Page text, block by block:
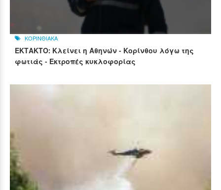
ΚΟΡΙΝΘΙΑΚΑ
ΕΚΤΑΚΤΟ: Κλείνει η Αθηνών - Κορίνθου λόγω της
φωτιάς - Εκτροπές κυκλοφορίας